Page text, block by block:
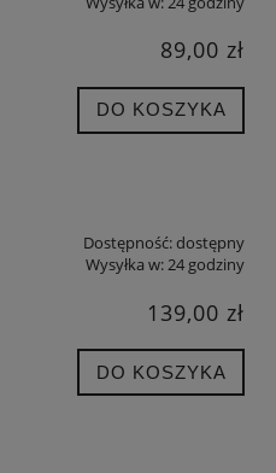
89,00 zł
DO KOSZYKA
Dostępność:dostępny
Wysyłka w:24 godziny
139,00 zł
DO KOSZYKA